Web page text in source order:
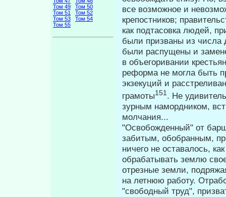
Том 49
Том 50
Том 51
Том 52
Том 53
Том 54
Том 55
все возможное и
крепостников;
как под­тасовка людей,
были призваны из числа
были распущены и
в объегоривании
реформа не могла быть
экзекуций и
грамоты151. Не
зурным намордником,
молчания...
"Освобожденный" от
заби­тым, обобранным,
ничего не ос­тавалось,
обрабатывать землю
отрезные земли,
на летнюю работу.
"свободный труд",